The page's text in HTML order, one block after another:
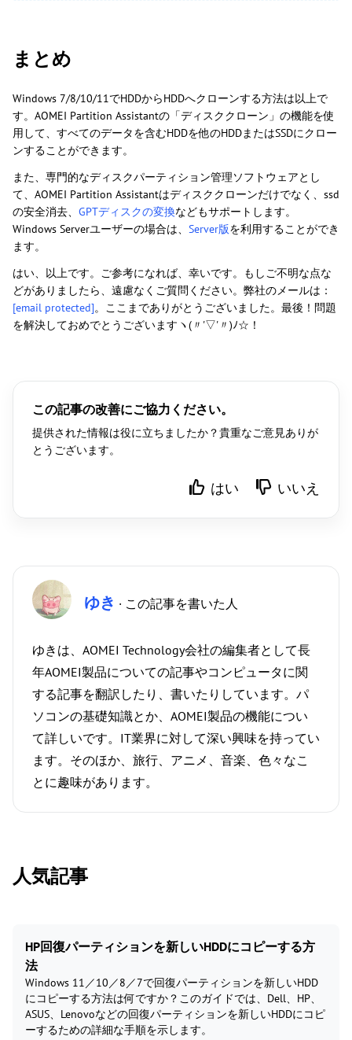
まとめ
Windows 7/8/10/11でHDDからHDDへクローンする方法は以上で
す。AOMEI Partition Assistantの「ディスククローン」の機能を使
用して、すべてのデータを含むHDDを他のHDDまたはSSDにクロー
ンすることができます。
また、専門的なディスクパーティション管理ソフトウェアとし
て、AOMEI Partition Assistantはディスククローンだけでなく、ssd
の安全消去、 GPTディスクの変換などもサポートします。
Windows Serverユーザーの場合は、 Server版を利用することができ
ます。
はい、以上です。ご参考になれば、幸いです。もしご不明な点な
どがありましたら、遠慮なくご質問ください。弊社のメールは：
[email protected]。ここまでありがとうございました。最後！問題
を解決しておめでとうございますヽ(〃'▽'〃)ﾉ☆！
この記事の改善にご協力ください。
提供された情報は役に立ちましたか？貴重なご意見ありが
とうございます。
はい いいえ
ゆき · この記事を書いた人
ゆきは、AOMEI Technology会社の編集者として長
年AOMEI製品についての記事やコンピュータに関
する記事を翻訳したり、書いたりしています。パ
ソコンの基礎知識とか、AOMEI製品の機能につい
て詳しいです。IT業界に対して深い興味を持ってい
ます。そのほか、旅行、アニメ、音楽、色々なこ
とに趣味があります。
人気記事
HP回復パーティションを新しいHDDにコピーする方
法
Windows 11／10／8／7で回復パーティションを新しいHDD
にコピーする方法は何ですか？このガイドでは、Dell、HP、
ASUS、Lenovoなどの回復パーティションを新しいHDDにコピ
ーするための詳細な手順を示します。